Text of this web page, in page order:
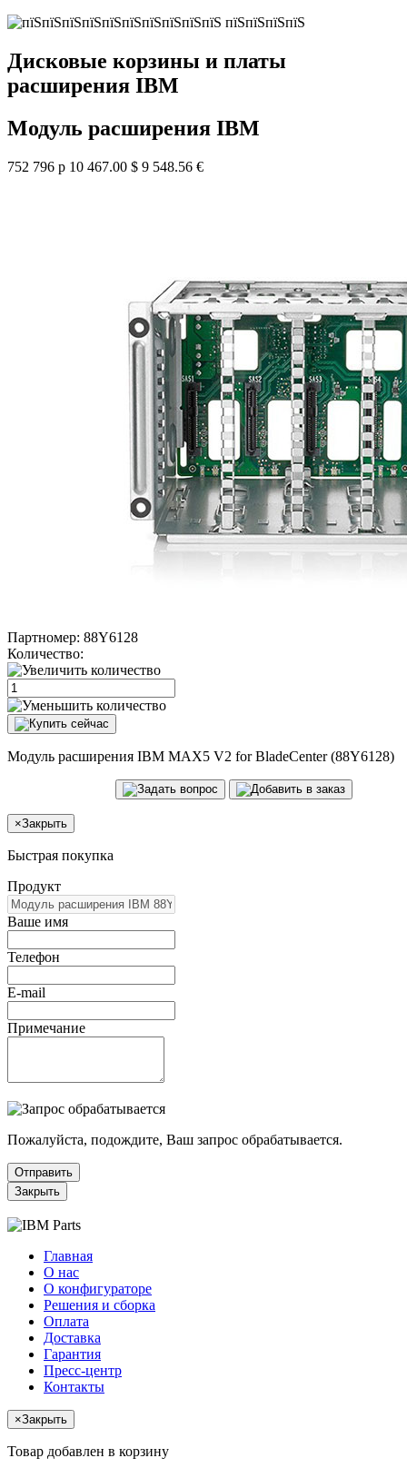
Дисковые корзины и платы
расширения IBM
Модуль расширения IBM
752 796 р 10 467.00 $ 9 548.56 €
Партномер: 88Y6128
Количество:
Модуль расширения IBM MAX5 V2 for BladeCenter (88Y6128)
×Закрыть
Быстрая покупка
Продукт
Ваше имя
Телефон
E-mail
Примечание
Пожалуйста, подождите, Ваш запрос обрабатывается.
Отправить
Закрыть
Главная
О нас
О конфигураторе
Решения и сборка
Оплата
Доставка
Гарантия
Пресс-центр
Контакты
×Закрыть
Товар добавлен в корзину